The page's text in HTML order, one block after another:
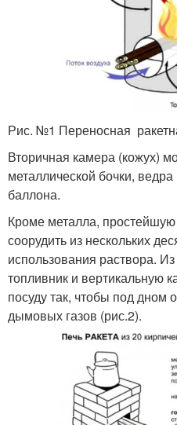
Рис. №1 Переносная
Вторичная камера (кожух)
металлической бочки, ведра
баллона.
Кроме металла,
соорудить из нескольких
использования раствора.
топливник и вертикальную
посуду так, чтобы под дном
дымовых газов (рис.2).